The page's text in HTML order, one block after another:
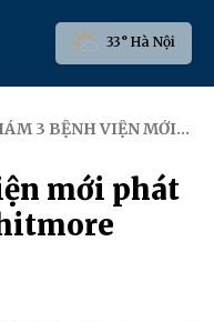
33° Hà Nội
VIỆN MỚI PHÁT HIỆN MẮC BỆNH WHITMORE
mới phát